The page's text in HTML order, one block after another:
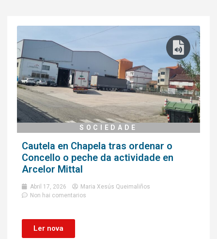
SOCIEDADE
Cautela en Chapela tras ordenar o
Concello o peche da actividade en
Arcelor Mittal
Abril 17, 2026
Maria Xesús Queimaliños
Non hai comentarios
Ler nova